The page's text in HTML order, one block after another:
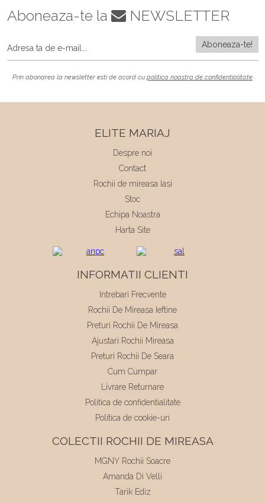
Aboneaza-te la NEWSLETTER
Prin abonarea la newsletter esti de acord cu politica noastra de confidentialitate
ELITE MARIAJ
Despre noi
Contact
Rochii de mireasa Iasi
Stoc
Echipa Noastra
Harta Site
INFORMATII CLIENTI
Intrebari Frecvente
Rochii De Mireasa Ieftine
Preturi Rochii De Mireasa
Ajustari Rochii Mireasa
Preturi Rochii De Seara
Cum Cumpar
Livrare Returnare
Politica de confidentialitate
Politica de cookie-uri
COLECTII ROCHII DE MIREASA
MGNY Rochii Soacre
Amanda Di Velli
Tarik Ediz